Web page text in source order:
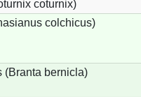
coturnix)
colchicus)
(Branta bernicla)